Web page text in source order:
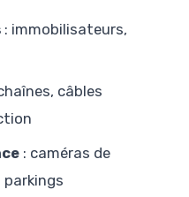
: immobilisateurs,
câbles
: caméras de
parkings